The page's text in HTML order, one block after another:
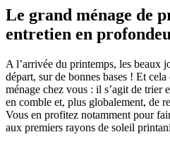
Le grand ménage de
entretien en
A l’arrivée du printemps, les beaux
départ, sur de bonnes bases ! Et
ménage chez vous : il s’agit de trier
en comble et, plus globalement, de
Vous en profitez notamment pour
aux premiers rayons de soleil